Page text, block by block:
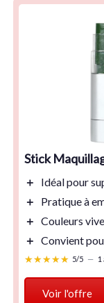
Stick
＋ Idéal pour
＋
Pratique à
＋ Couleurs
＋ Convient
★★★★★
★★★★★ 5/5 — 1
Voir l'offre